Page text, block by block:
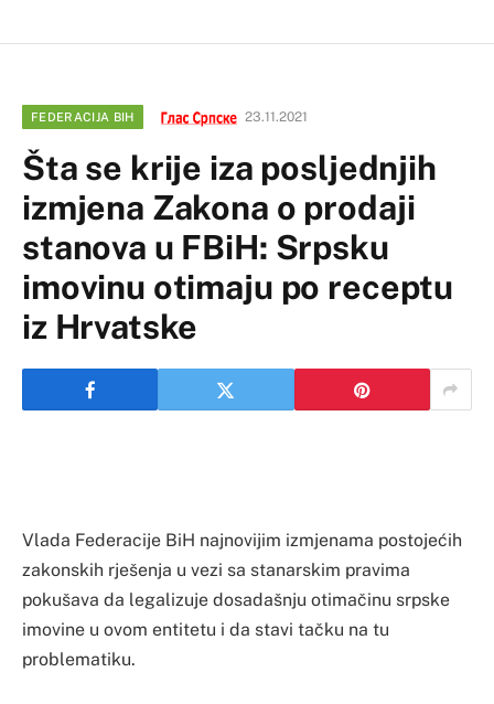
FEDERACIJA BIH 23.11.2021
Šta se krije iza posljednjih
izmjena Zakona o prodaji
stanova u FBiH: Srpsku
imovinu otimaju po receptu
iz Hrvatske
Vlada Federacije BiH najnovijim izmjenama postojećih
zakonskih rješenja u vezi sa stanarskim pravima
pokušava da legalizuje dosadašnju otimačinu srpske
imovine u ovom entitetu i da stavi tačku na tu
problematiku.